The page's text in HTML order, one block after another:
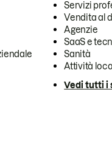
Servizi
Vendita al
Agenzie
SaaS e
Sanità
Attività
Vedi tutti i